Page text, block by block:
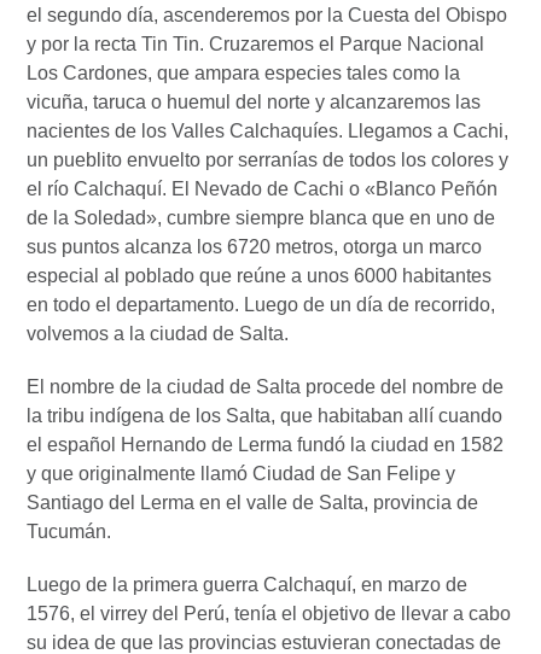
el segundo día, ascenderemos por la Cuesta del Obispo
y por la recta Tin Tin. Cruzaremos el Parque Nacional
Los Cardones, que ampara especies tales como la
vicuña, taruca o huemul del norte y alcanzaremos las
nacientes de los Valles Calchaquíes. Llegamos a Cachi,
un pueblito envuelto por serranías de todos los colores y
el río Calchaquí. El Nevado de Cachi o «Blanco Peñón
de la Soledad», cumbre siempre blanca que en uno de
sus puntos alcanza los 6720 metros, otorga un marco
especial al poblado que reúne a unos 6000 habitantes
en todo el departamento. Luego de un día de recorrido,
volvemos a la ciudad de Salta.
El nombre de la ciudad de Salta procede del nombre de
la tribu indígena de los Salta, que habitaban allí cuando
el español Hernando de Lerma fundó la ciudad en 1582
y que originalmente llamó Ciudad de San Felipe y
Santiago del Lerma en el valle de Salta, provincia de
Tucumán.
Luego de la primera guerra Calchaquí, en marzo de
1576, el virrey del Perú, tenía el objetivo de llevar a cabo
su idea de que las provincias estuvieran conectadas de